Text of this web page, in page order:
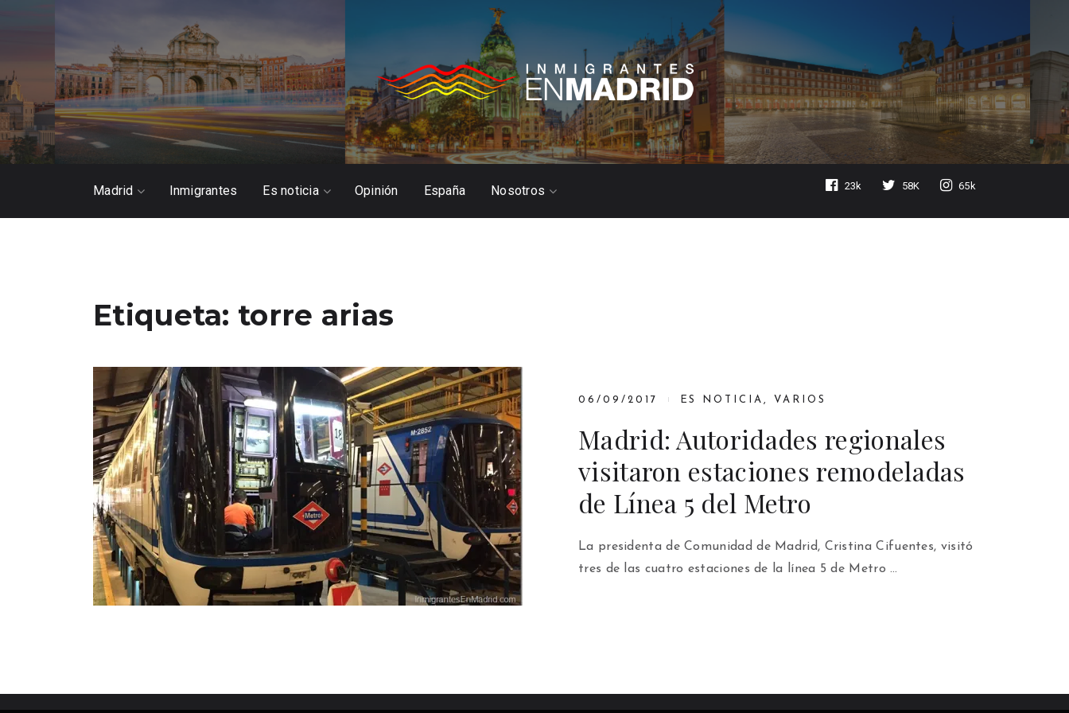
Madrid Inmigrantes Es noticia Opinión España Nosotros 23k 58K 65k
Etiqueta: torre arias
06/09/2017 ES NOTICIA, VARIOS
Madrid: Autoridades regionales
visitaron estaciones remodeladas
de Línea 5 del Metro
La presidenta de Comunidad de Madrid, Cristina Cifuentes, visitó
tres de las cuatro estaciones de la línea 5 de Metro …